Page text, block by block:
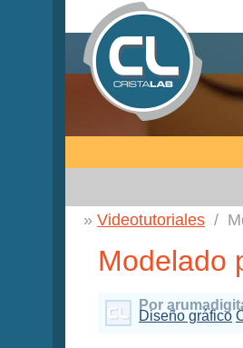
Videotutoriales
Modelado
Por
Diseño gráfico